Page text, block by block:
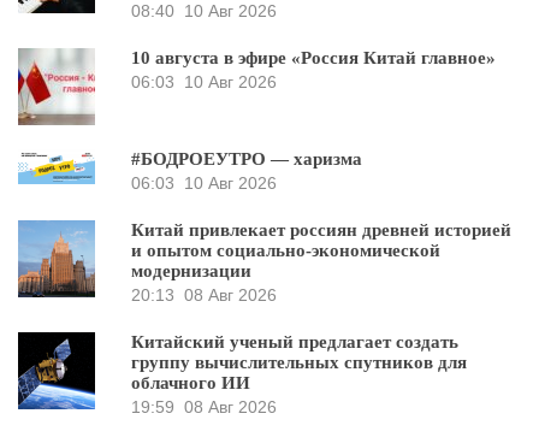
08:40 10 Авг 2026
10 августа в эфире «Россия Китай главное»
06:03
10 Авг 2026
#БОДРОЕУТРО — харизма
06:03
10 Авг 2026
Китай привлекает россиян древней историей
и опытом социально-экономической
модернизации
20:13 08 Авг 2026
Китайский ученый предлагает создать
группу вычислительных спутников для
облачного ИИ
19:59 08 Авг 2026